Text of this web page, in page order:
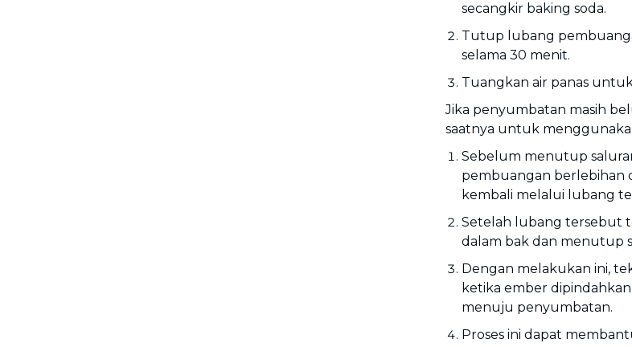
secangkir baking soda.
Tutup lubang
selama 30 menit.
Tuangkan air panas
Jika penyumbatan masih
saatnya untuk
Sebelum menutup
pembuangan berlebihan
kembali melalui lubang
Setelah lubang tersebut
dalam bak dan menutup
Dengan melakukan ini,
ketika ember
menuju penyumbatan.
Proses ini dapat